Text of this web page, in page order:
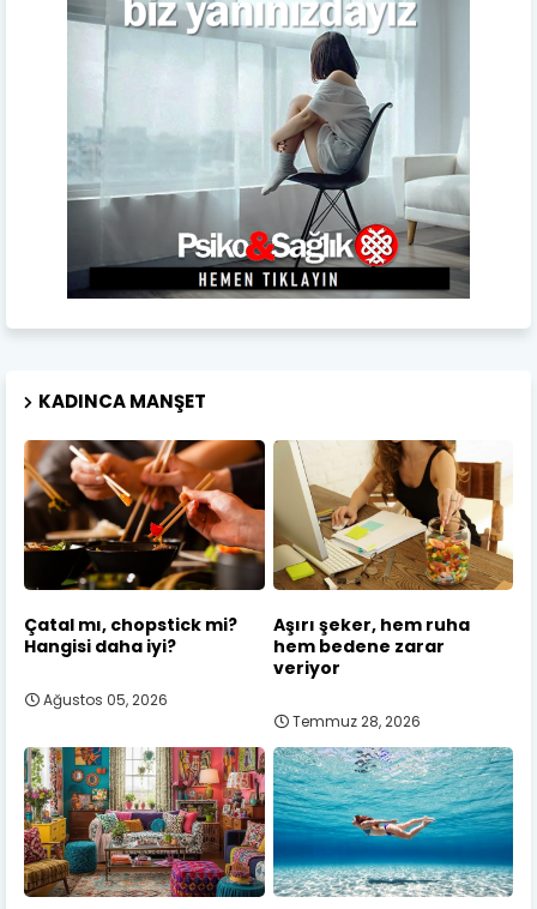
KADINCA MANŞET
Çatal mı, chopstick mi?
Hangisi daha iyi?
Ağustos 05, 2026
Aşırı şeker, hem ruha
hem bedene zarar
veriyor
Temmuz 28, 2026